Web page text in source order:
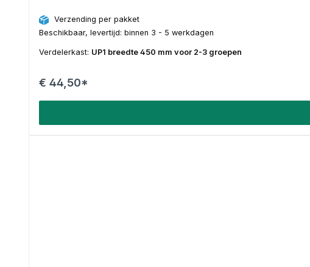
Verzending per pakket
Beschikbaar, levertijd: binnen 3 - 5 werkdagen
Verdelerkast: UP1 breedte 450 mm voor 2-3 groepen
€ 44,50*